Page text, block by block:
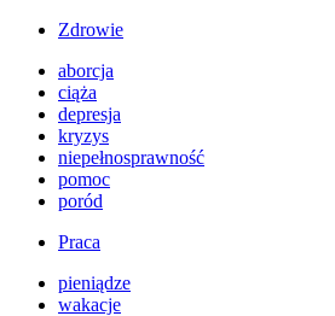
Zdrowie
aborcja
ciąża
depresja
kryzys
niepełnosprawność
pomoc
poród
Praca
pieniądze
wakacje